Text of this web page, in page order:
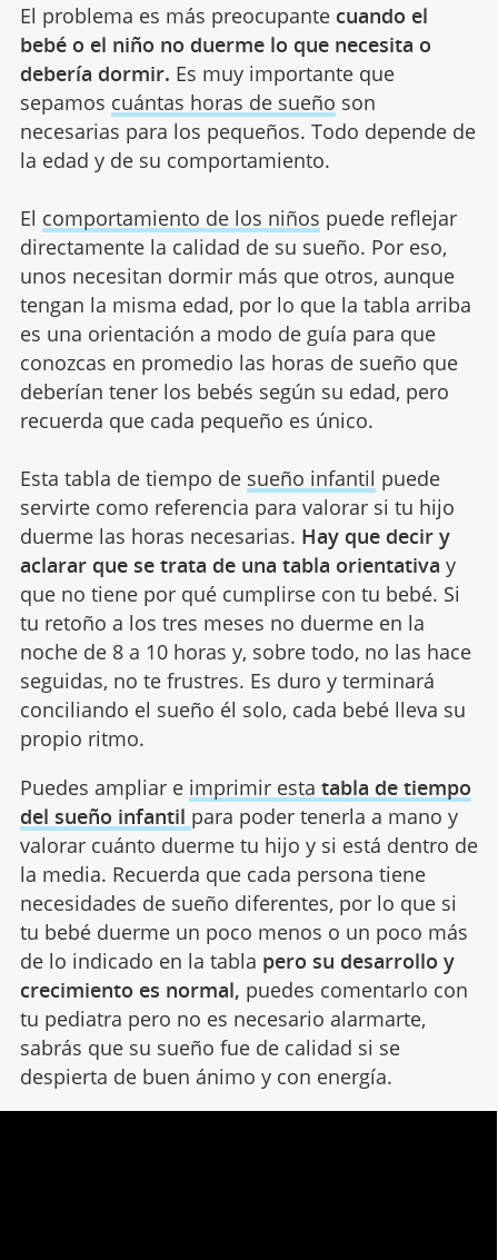
El problema es más preocupante cuando el
bebé o el niño no duerme lo que necesita o
debería dormir. Es muy importante que
sepamos cuántas horas de sueño son
necesarias para los pequeños. Todo depende de
la edad y de su comportamiento.
El comportamiento de los niños puede reflejar
directamente la calidad de su sueño. Por eso,
unos necesitan dormir más que otros, aunque
tengan la misma edad, por lo que la tabla arriba
es una orientación a modo de guía para que
conozcas en promedio las horas de sueño que
deberían tener los bebés según su edad, pero
recuerda que cada pequeño es único.
Esta tabla de tiempo de sueño infantil puede
servirte como referencia para valorar si tu hijo
duerme las horas necesarias. Hay que decir y
aclarar que se trata de una tabla orientativa y
que no tiene por qué cumplirse con tu bebé. Si
tu retoño a los tres meses no duerme en la
noche de 8 a 10 horas y, sobre todo, no las hace
seguidas, no te frustres. Es duro y terminará
conciliando el sueño él solo, cada bebé lleva su
propio ritmo.
Puedes ampliar e imprimir esta tabla de tiempo
del sueño infantil para poder tenerla a mano y
valorar cuánto duerme tu hijo y si está dentro de
la media. Recuerda que cada persona tiene
necesidades de sueño diferentes, por lo que si
tu bebé duerme un poco menos o un poco más
de lo indicado en la tabla pero su desarrollo y
crecimiento es normal, puedes comentarlo con
tu pediatra pero no es necesario alarmarte,
sabrás que su sueño fue de calidad si se
despierta de buen ánimo y con energía.